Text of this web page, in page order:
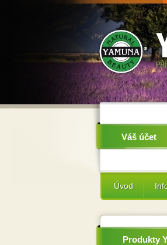
Váš účet
Úvod
Produkty